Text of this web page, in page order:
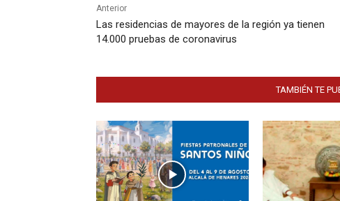
Anterior
Las residencias de mayores de la región ya tienen
14.000 pruebas de coronavirus
TAMBIÉN TE